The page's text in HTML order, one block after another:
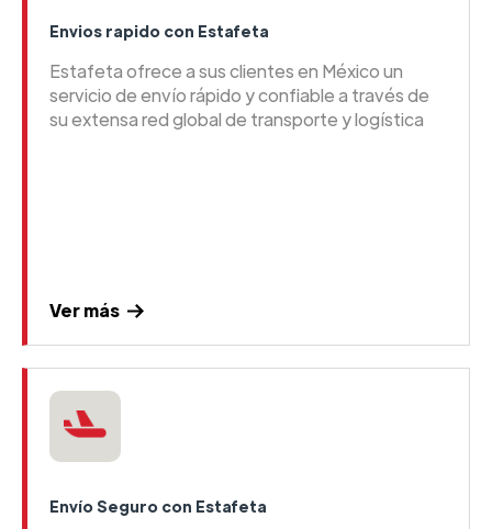
Envios rapido con Estafeta
Estafeta ofrece a sus clientes en México un
servicio de envío rápido y confiable a través de
su extensa red global de transporte y logística
Ver más
Envío Seguro con Estafeta